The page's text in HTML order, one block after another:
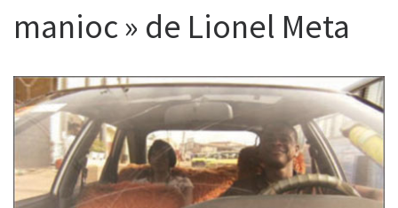
manioc » de Lionel Meta